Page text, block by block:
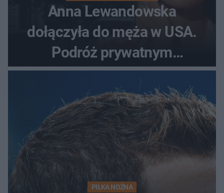
Anna Lewandowska
dołączyła do męża w USA.
Podróż prywatnym
odrzutowcem to dopiero
początek!
PIŁKA NOŻNA